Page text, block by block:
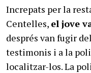
Increpats per la
Centelles, el jove
després van fugir
testimonis i a la
localitzar-los. La